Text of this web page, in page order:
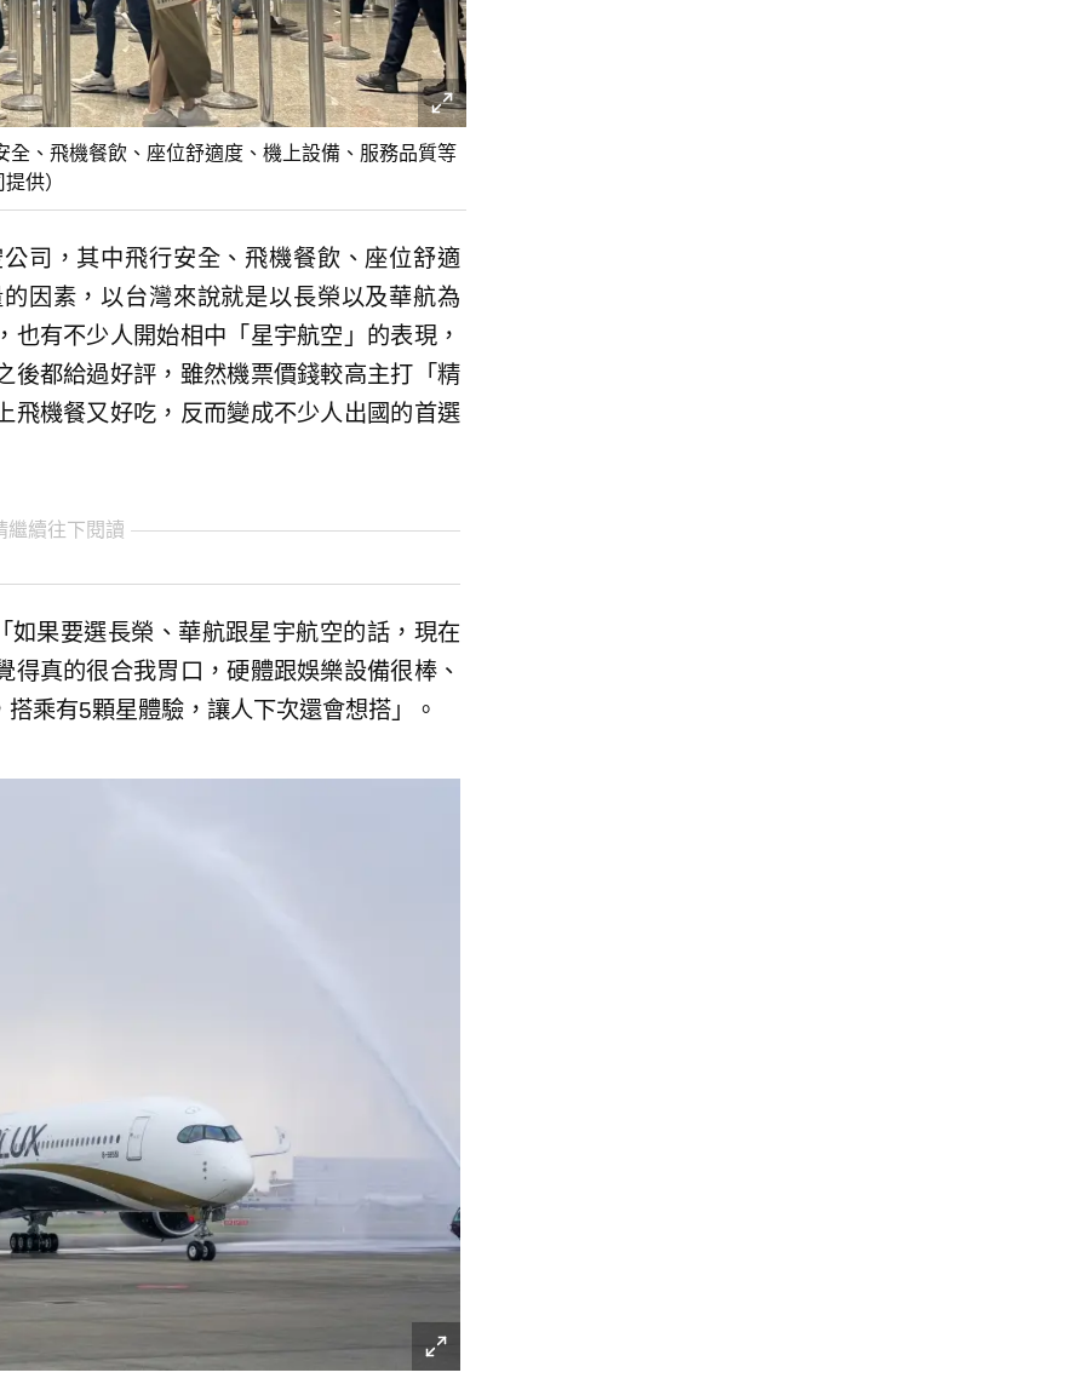
、飛機餐飲、座位舒適度、機上設備、服務品質等
供）
司，其中飛行安全、飛機餐飲、座位舒適
因素，以台灣來說就是以長榮以及華航為
有不少人開始相中「星宇航空」的表現，
後都給過好評，雖然機票價錢較高主打「精
飛機餐又好吃，反而變成不少人出國的首選
繼續往下閱讀
果要選長榮、華航跟星宇航空的話，現在
真的很合我胃口，硬體跟娛樂設備很棒、
乘有5顆星體驗，讓人下次還會想搭」。